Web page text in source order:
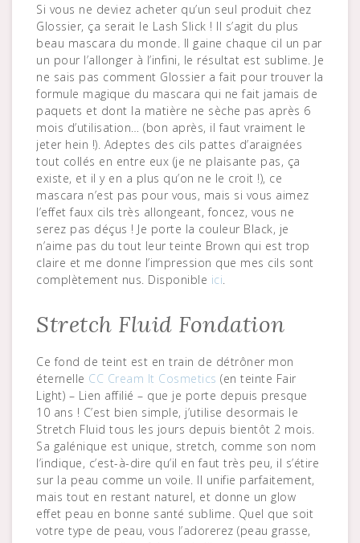
Si vous ne deviez acheter qu’un seul produit chez
Glossier, ça serait le Lash Slick ! Il s’agit du plus
beau mascara du monde. Il gaine chaque cil un par
un pour l’allonger à l’infini, le résultat est sublime. Je
ne sais pas comment Glossier a fait pour trouver la
formule magique du mascara qui ne fait jamais de
paquets et dont la matière ne sèche pas après 6
mois d’utilisation… (bon après, il faut vraiment le
jeter hein !). Adeptes des cils pattes d’araignées
tout collés en entre eux (je ne plaisante pas, ça
existe, et il y en a plus qu’on ne le croit !), ce
mascara n’est pas pour vous, mais si vous aimez
l’effet faux cils très allongeant, foncez, vous ne
serez pas déçus ! Je porte la couleur Black, je
n’aime pas du tout leur teinte Brown qui est trop
claire et me donne l’impression que mes cils sont
complètement nus. Disponible ici
Stretch Fluid Fondation
Ce fond de teint est en train de détrôner mon
éternelle CC Cream It Cosmetics (en teinte Fair
Light) – Lien affilié – que je porte depuis presque
10 ans ! C’est bien simple, j’utilise desormais le
Stretch Fluid tous les jours depuis bientôt 2 mois.
Sa galénique est unique, stretch, comme son nom
l’indique, c’est-à-dire qu’il en faut très peu, il s’étire
sur la peau comme un voile. Il unifie parfaitement,
mais tout en restant naturel, et donne un glow
effet peau en bonne santé sublime. Quel que soit
votre type de peau, vous l’adorerez (peau grasse,